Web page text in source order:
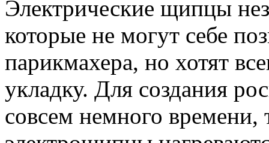
Электрические щипцы
которые не могут себе
парикмахера, но хотят
укладку. Для создания
совсем немного времени,